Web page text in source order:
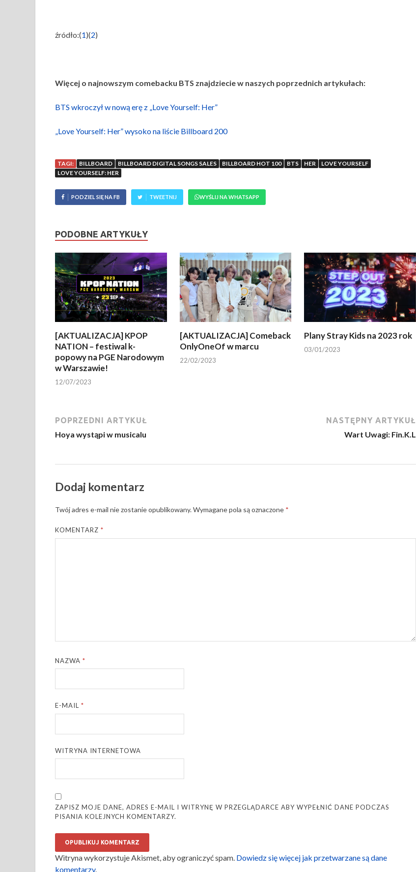
źródło:(1)(2)
Więcej o najnowszym comebacku BTS znajdziecie w naszych poprzednich artykułach:
BTS wkroczył w nową erę z „Love Yourself: Her”
„Love Yourself: Her” wysoko na liście Billboard 200
TAGI: BILLBOARD BILLBOARD DIGITAL SONGS SALES BILLBOARD HOT 100 BTS HER
LOVE YOURSELF
LOVE YOURSELF: HER
PODZIEL SIĘ NA FB TWEETNIJ WYŚLIJ NA WHATSAPP
PODOBNE ARTYKUŁY
[AKTUALIZACJA] KPOP
NATION – festiwal k-
popowy na PGE Narodowym
w Warszawie!
12/07/2023
[AKTUALIZACJA] Comeback
OnlyOneOf w marcu
22/02/2023
Plany Stray Kids na 2023 rok
03/01/2023
POPRZEDNI ARTYKUŁ
Hoya wystąpi w musicalu
NASTĘPNY ARTYKUŁ
Wart Uwagi: Fin.K.L
Dodaj komentarz
Twój adres e-mail nie zostanie opublikowany.Wymagane pola są oznaczone *
KOMENTARZ*
NAZWA*
E-MAIL*
WITRYNA INTERNETOWA
ZAPISZ MOJE DANE, ADRES E-MAIL I WITRYNĘ W PRZEGLĄDARCE ABY WYPEŁNIĆ DANE PODCZAS
PISANIA KOLEJNYCH KOMENTARZY.
Witryna wykorzystuje Akismet, aby ograniczyć spam. Dowiedz się więcej jak przetwarzane są dane
komentarzy.